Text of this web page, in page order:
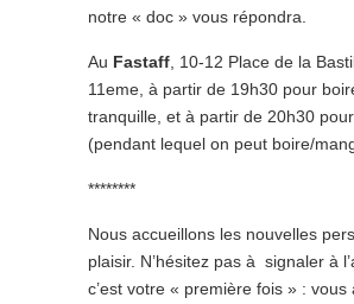
notre « doc » vous répondra.
Au Fastaff , 10-12 Place de la
11eme, à partir de 19h30 pour
tranquille, et à partir de 20h30
(pendant lequel on peut boire/
********
Nous accueillons les nouvelles
plaisir. N’hésitez pas à signaler à
c’est votre « première fois » : vous